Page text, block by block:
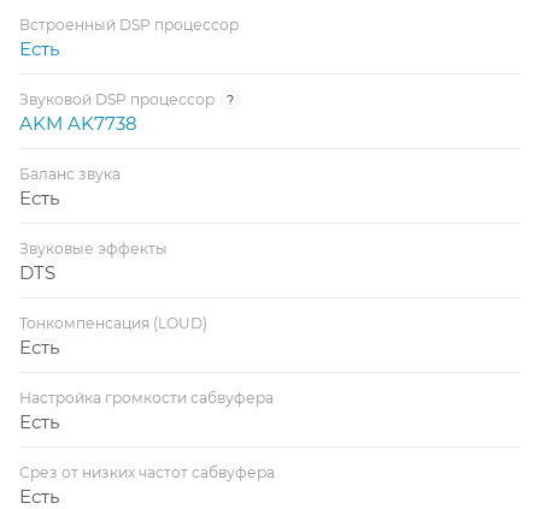
Встроенный DSP процессор
Есть
Звуковой DSP процессор ?
AKM AK7738
Баланс звука
Есть
Звуковые эффекты
DTS
Тонкомпенсация (LOUD)
Есть
Настройка громкости сабвуфера
Есть
Срез от низких частот сабвуфера
Есть